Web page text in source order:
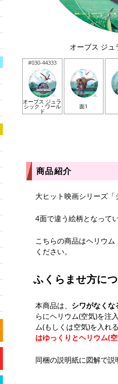
オーブス ジュ
#030-44333
オーブス ジュラ
シック・ワール
ド
面1
商品紹介
大ヒット映画シリーズ「
4面で違う絵柄となってい
こちらの商品はヘリウ
ください。
ふくらませ方に
本商品は、 シワがなくな
らにヘリウム(空気)を注
ム(もしくは空気)を入れ
はゆっくりとヘリウム(
同梱の説明紙に図解で説